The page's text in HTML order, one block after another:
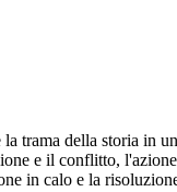
trama della storia in
e il conflitto,
in calo e la